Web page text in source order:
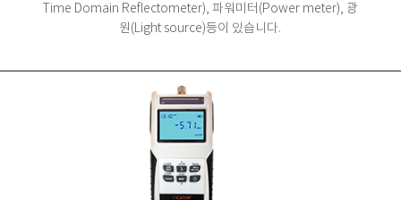
Time Domain Reflectometer), 파워미터(Power meter), 광
원(Light source)등이 있습니다.